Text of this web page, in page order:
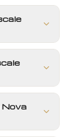
Nova